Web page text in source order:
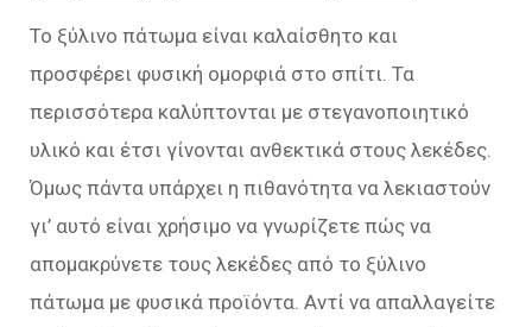
Το ξύλινο πάτωμα είναι καλαίσθητο και
προσφέρει φυσική ομορφιά στο σπίτι. Τα
περισσότερα καλύπτονται με στεγανοποιητικό
υλικό και έτσι γίνονται ανθεκτικά στους λεκέδες.
Όμως πάντα υπάρχει η πιθανότητα να λεκιαστούν
γι’ αυτό είναι χρήσιμο να γνωρίζετε πώς να
απομακρύνετε τους λεκέδες από το ξύλινο
πάτωμα με φυσικά προϊόντα. Αντί να απαλλαγείτε